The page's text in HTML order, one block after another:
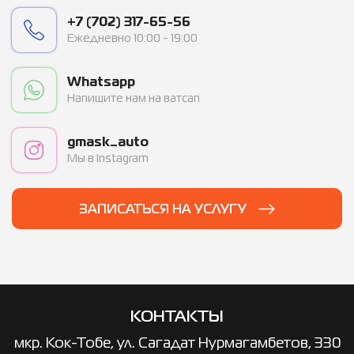
+7 (702) 317-65-56
Ежедневно 10:00 - 19:00
Whatsapp
Напишите нам на ватсап
gmask_auto
Мы в Instagram
ЗАПИСАТЬСЯ НА УСЛУГУ
КОНТАКТЫ
мкр. ​Кок-Тобе, ул. Сагадат Нурмагамбетов, 330